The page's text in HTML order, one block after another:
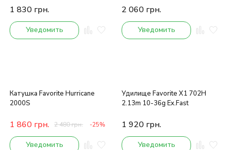
1 830 грн.
Уведомить
2 060 грн.
Уведомить
Катушка Favorite Hurricane
2000S
1 860 грн. 2 480грн. -25%
Уведомить
Удилище Favorite X1 702H
2.13m 10-36g Ex.Fast
1 920 грн.
Уведомить